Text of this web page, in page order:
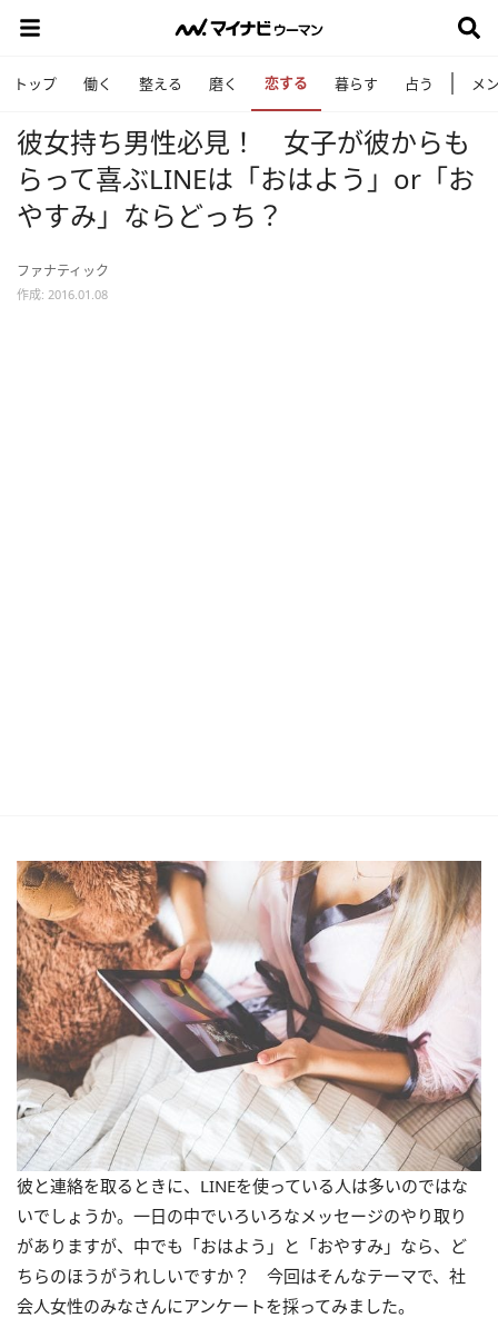
トップ 働く 整える 磨く 恋する 暮らす 占う メ
彼女持ち男性必見！ 女子が彼からも
らって喜ぶLINEは「おはよう」or「お
やすみ」ならどっち？
ファナティック
作成: 2016.01.08
彼と連絡を取るときに、LINEを使っている人は多いのではな
いでしょうか。一日の中でいろいろなメッセージのやり取り
がありますが、中でも「おはよう」と「おやすみ」なら、ど
ちらのほうがうれしいですか？ 今回はそんなテーマで、社
会人女性のみなさんにアンケートを採ってみました。